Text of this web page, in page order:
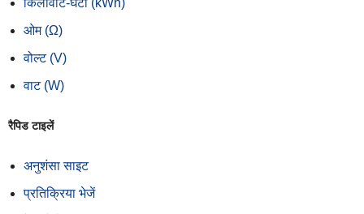
ओम (Ω)
वोल्ट (V)
वाट (W)
रैपिड टाइलें
अनुशंसा साइट
प्रतिक्रिया भेजें